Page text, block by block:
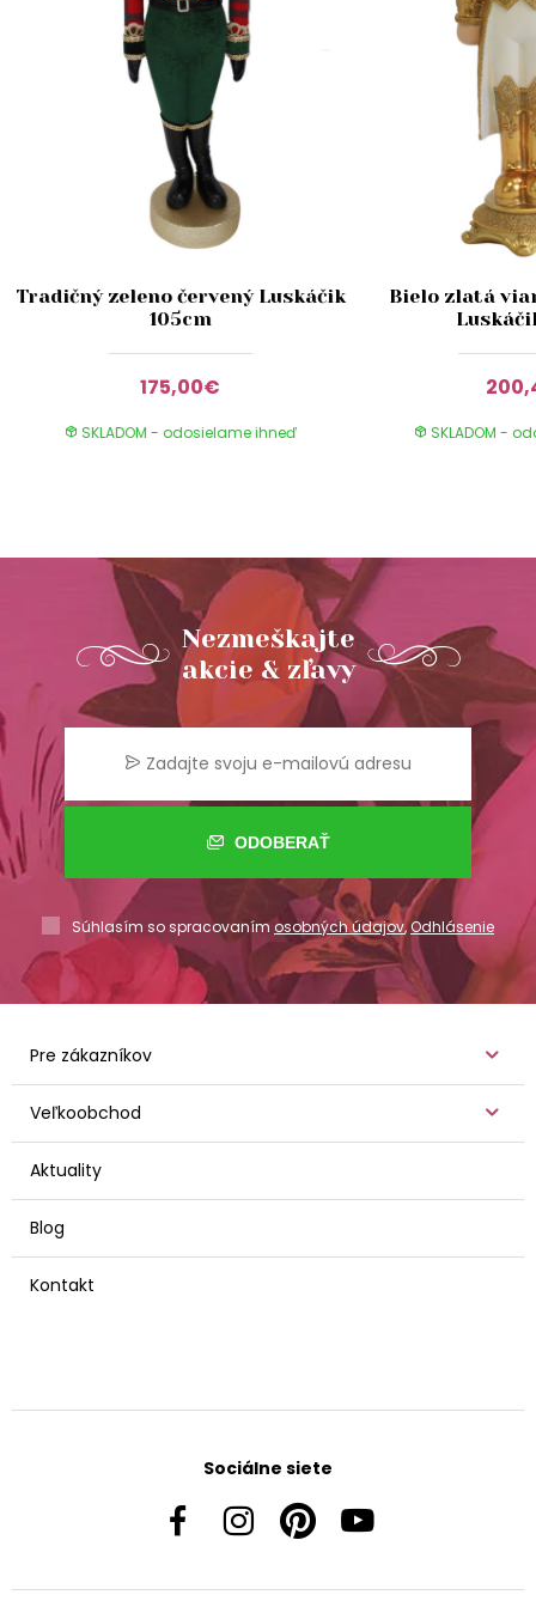
Tradičný zeleno červený Luskáčik
105cm
175,00€
SKLADOM - odosielame ihneď
Bielo zlatá
SKLADOM -
Nezmeškajte
akcie & zľavy
ODOBERAŤ
Súhlasím so spracovaním osobných údajov,Odhlásenie
Pre zákazníkov
Veľkoobchod
Aktuality
Blog
Kontakt
Sociálne siete